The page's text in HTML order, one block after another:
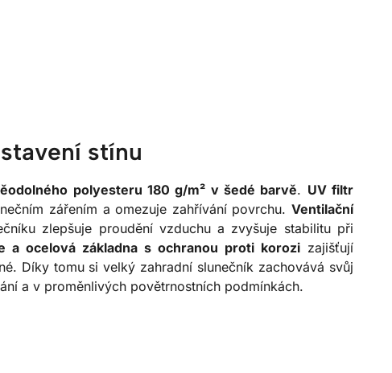
stínu
polyesteru 180 g/m² v šedé barvě. UV filtr
zářením a omezuje zahřívání povrchu. Ventilační
zlepšuje proudění vzduchu a zvyšuje stabilitu při
a ocelová základna s ochranou proti korozi zajišťují
Díky tomu si velký zahradní slunečník zachovává svůj
a v proměnlivých povětrnostních podmínkách.